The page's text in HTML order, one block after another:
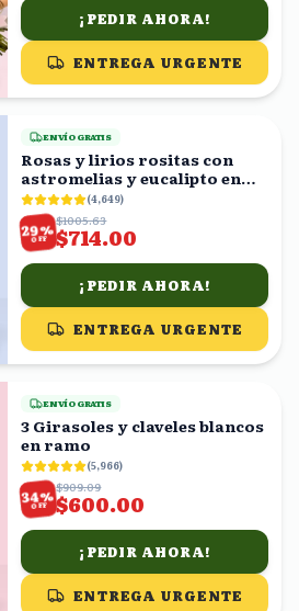
¡PEDIR AHORA!
ENTREGA URGENTE
ENVÍO GRATIS
Rosas y lirios rositas con
astromelias y eucalipto en
florero (4,649)
29%
OFF
$1005.63
$714.00
¡PEDIR AHORA!
ENTREGA URGENTE
ENVÍO GRATIS
3 Girasoles y claveles blancos
en ramo
(5,966)
34%
OFF
$909.09
$600.00
¡PEDIR AHORA!
ENTREGA URGENTE